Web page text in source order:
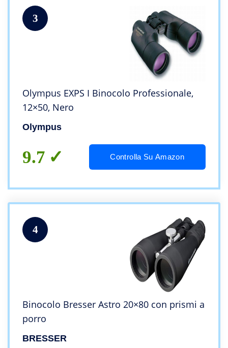
3
Olympus EXPS I Binocolo Professionale,
12×50, Nero
Olympus
9.7 Controlla Su Amazon
4
Binocolo Bresser Astro 20×80 con prismi a
porro
BRESSER